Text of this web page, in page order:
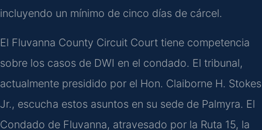
incluyendo un mínimo de cinco días de cárcel.
El Fluvanna County Circuit Court tiene competencia
sobre los casos de DWI en el condado. El tribunal,
actualmente presidido por el Hon. Claiborne H. Stokes
Jr., escucha estos asuntos en su sede de Palmyra. El
Condado de Fluvanna, atravesado por la Ruta 15, la